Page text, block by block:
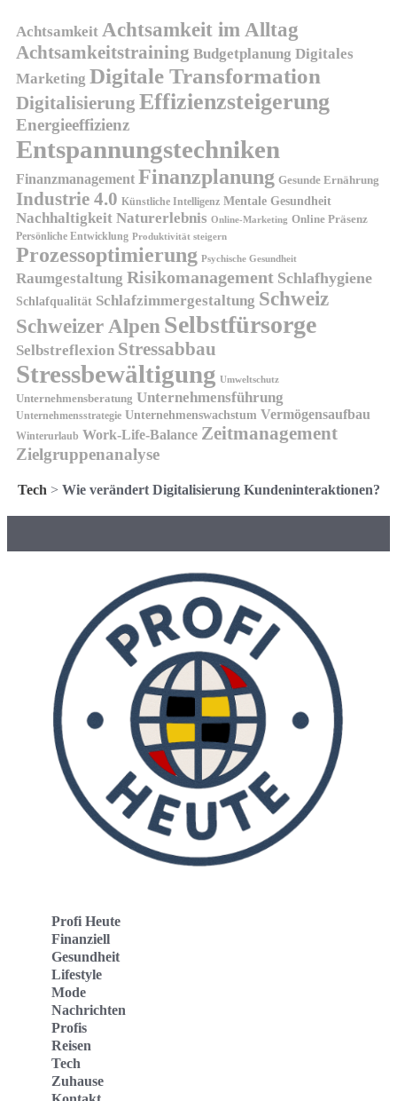
Achtsamkeit Achtsamkeit im Alltag
Achtsamkeitstraining Budgetplanung Digitales
Marketing Digitale Transformation
Digitalisierung Effizienzsteigerung
Energieeffizienz
Entspannungstechniken
Finanzmanagement Finanzplanung Gesunde Ernährung
Industrie 4.0 Künstliche Intelligenz Mentale Gesundheit
Nachhaltigkeit Naturerlebnis Online-Marketing Online Präsenz
Persönliche Entwicklung Produktivität steigern
Prozessoptimierung Psychische Gesundheit
Raumgestaltung Risikomanagement Schlafhygiene
Schlafqualität Schlafzimmergestaltung Schweiz
Schweizer Alpen Selbstfürsorge
Selbstreflexion Stressabbau
Stressbewältigung Umweltschutz
Unternehmensberatung Unternehmensführung
Unternehmensstrategie Unternehmenswachstum Vermögensaufbau
Winterurlaub Work-Life-Balance Zeitmanagement
Zielgruppenanalyse
Tech > Wie verändert Digitalisierung Kundeninteraktionen?
Profi Heute
Finanziell
Gesundheit
Lifestyle
Mode
Nachrichten
Profis
Reisen
Tech
Zuhause